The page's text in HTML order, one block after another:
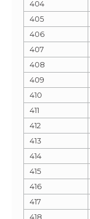
404
405
406
407
408
409
410
411
412
413
414
415
416
417
418